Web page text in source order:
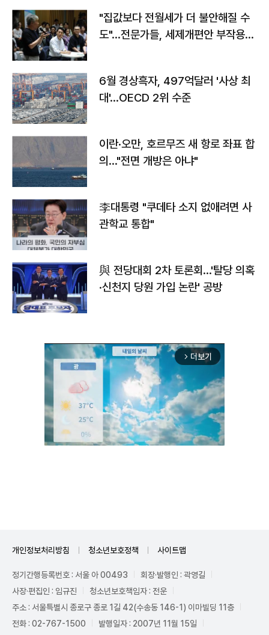
"집값보다 전월세가 더 불안해질 수
도"…전문가들, 세제개편안 부작용
6월 경상흑자, 497억달러 '사상 최
대'…OECD 2위 수준
이란·오만, 호르무즈 새 항로 좌표 합
의…"전면 개방은 아냐"
李대통령 "쿠데타 소지 없애려면 사
관학교 통합"
與 전당대회 2차 토론회…'탈당 의혹
·신천지 당원 가입 논란' 공방
arrow_forward_ios 더보기
개인정보처리방침 청소년보호정책 사이트맵
정기간행등록번호 : 서울 아 00493
회장·발행인 : 곽영길
사장·편집인 : 임규진
청소년보호책임자 : 전운
주소 : 서울특별시 종로구 종로 1길 42(수송동 146-1) 이마빌딩 11층
전화 : 02-767-1500
발행일자 : 2007년 11월 15일